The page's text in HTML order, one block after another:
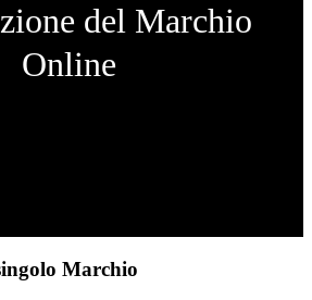
del Marchio
Online
Marchio